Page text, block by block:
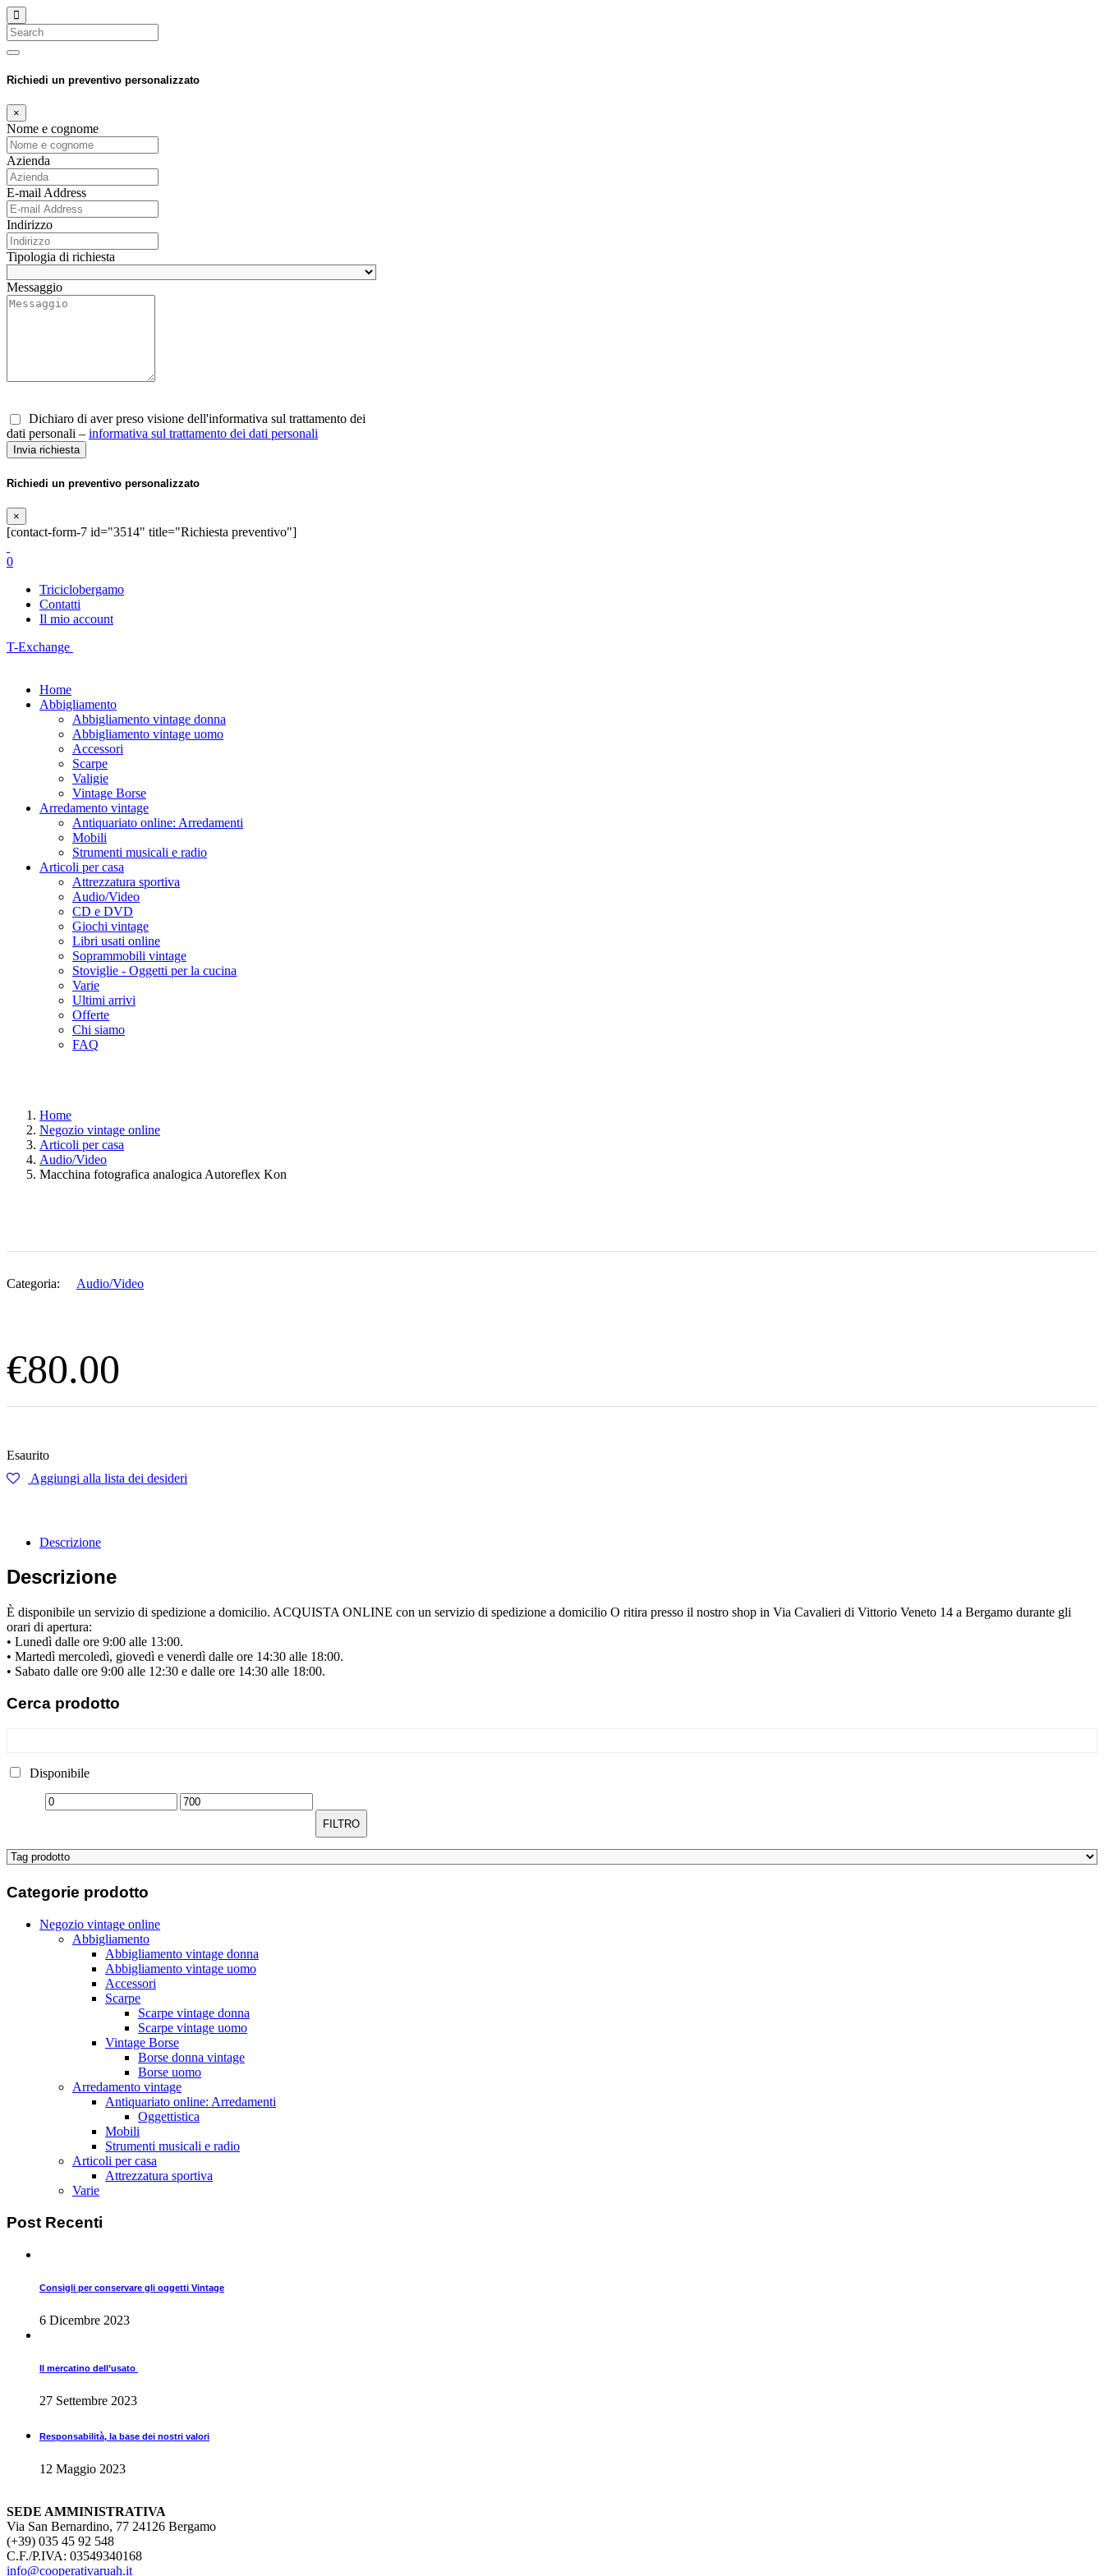
Search
Richiedi un preventivo personalizzato
×
Nome e cognome
Azienda
E-mail Address
Indirizzo
Tipologia di richiesta
Messaggio
Dichiaro di aver preso visione dell'informativa sul trattamento dei
dati personali – informativa sul trattamento dei dati personali
Richiedi un preventivo personalizzato
×
[contact-form-7 id="3514" title="Richiesta preventivo"]
0
Triciclobergamo
Contatti
Il mio account
T-Exchange
Home
Abbigliamento
Abbigliamento vintage donna
Abbigliamento vintage uomo
Accessori
Scarpe
Valigie
Vintage Borse
Arredamento vintage
Antiquariato online: Arredamenti
Mobili
Strumenti musicali e radio
Articoli per casa
Attrezzatura sportiva
Audio/Video
CD e DVD
Giochi vintage
Libri usati online
Soprammobili vintage
Stoviglie - Oggetti per la cucina
Varie
Ultimi arrivi
Offerte
Chi siamo
FAQ
Home
Negozio vintage online
Articoli per casa
Audio/Video
Macchina fotografica analogica Autoreflex Kon
Categoria: Audio/Video
€80.00
Esaurito
Aggiungi alla lista dei desideri
Descrizione
Descrizione
È disponibile un servizio di spedizione a domicilio. ACQUISTA ONLINE con un servizio di spedizione a domicilio O ritira presso il nostro shop in Via Cavalieri di Vittorio Veneto 14 a Bergamo durante gli
orari di apertura:
• Lunedì dalle ore 9:00 alle 13:00.
• Martedì mercoledì, giovedì e venerdì dalle ore 14:30 alle 18:00.
• Sabato dalle ore 9:00 alle 12:30 e dalle ore 14:30 alle 18:00.
Cerca prodotto
Disponibile
FILTRO
Categorie prodotto
Negozio vintage online
Abbigliamento
Abbigliamento vintage donna
Abbigliamento vintage uomo
Accessori
Scarpe
Scarpe vintage donna
Scarpe vintage uomo
Vintage Borse
Borse donna vintage
Borse uomo
Arredamento vintage
Antiquariato online: Arredamenti
Oggettistica
Mobili
Strumenti musicali e radio
Articoli per casa
Attrezzatura sportiva
Varie
Post Recenti
Consigli per conservare gli oggetti Vintage
6 Dicembre 2023
Il mercatino dell’usato
27 Settembre 2023
Responsabilità, la base dei nostri valori
12 Maggio 2023
SEDE AMMINISTRATIVA
Via San Bernardino, 77 24126 Bergamo
(+39) 035 45 92 548
C.F./P.IVA: 03549340168
info@cooperativaruah.it